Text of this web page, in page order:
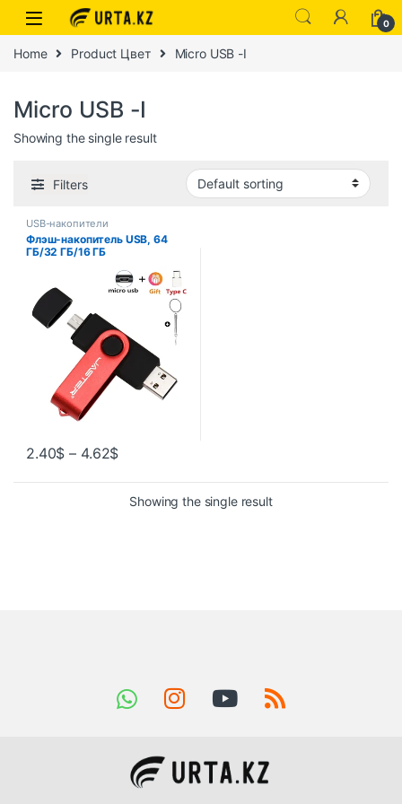
0
Home Product Цвет Micro USB -I
Micro USB -I
Showing the single result
Filters
USB-накопители
Флэш-накопитель USB, 64
ГБ/32 ГБ/16 ГБ
2.40$ – 4.62$
Showing the single result